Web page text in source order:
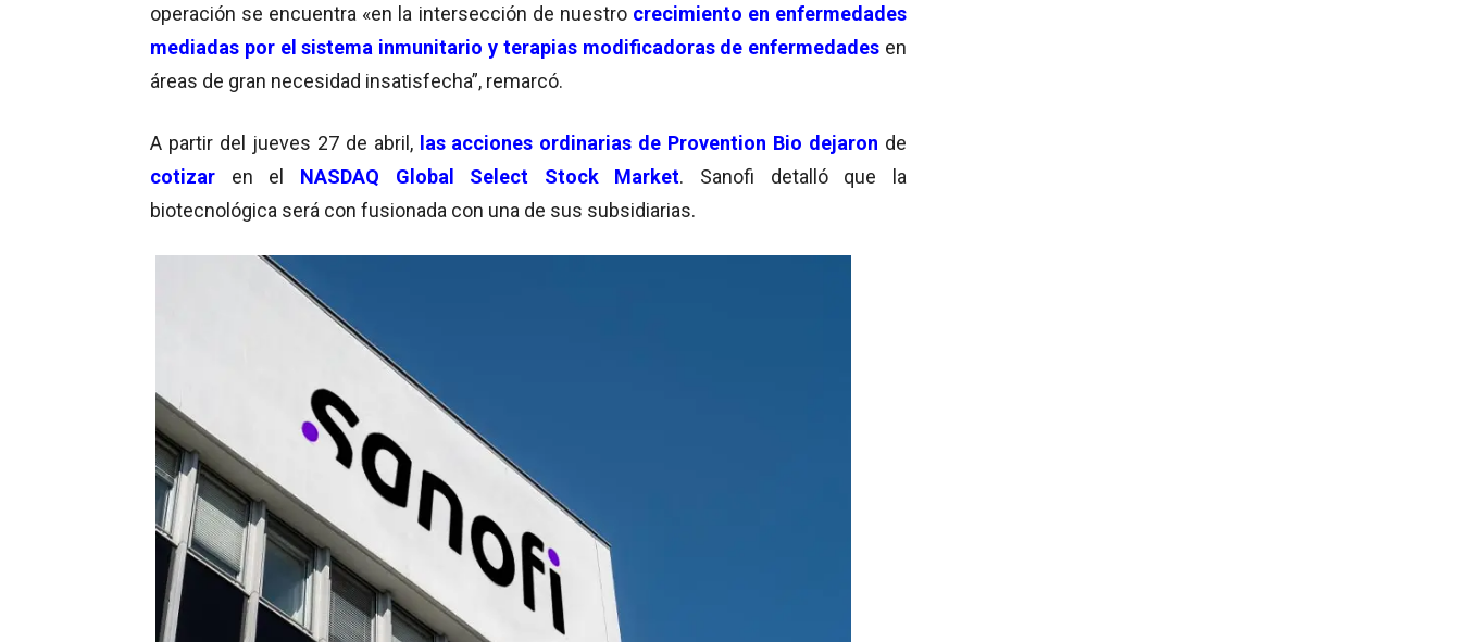
operación se encuentra «en la intersección de nuestrocrecimiento en enfermedades
mediadas por el sistema inmunitario y terapias modificadoras de enfermedades en
áreas de gran necesidad insatisfecha”, remarcó.
A partir del jueves 27 de abril,las acciones ordinarias de Provention Bio dejaron de
cotizar en el NASDAQ Global Select Stock Market. Sanofi detalló que la
biotecnológica será con fusionada con una de sus subsidiarias.